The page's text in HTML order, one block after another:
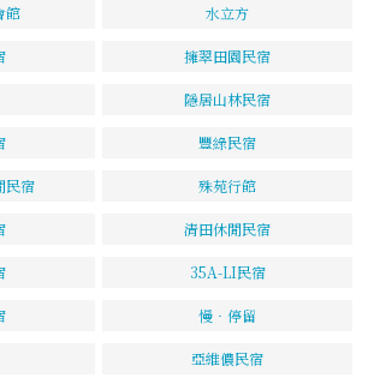
館 水立方
擁翠田園民宿
隱居山林民宿
豐綠民宿
民宿 殊苑行館
清田休閒民宿
35A-LI民宿
慢‧停留
亞維儂民宿